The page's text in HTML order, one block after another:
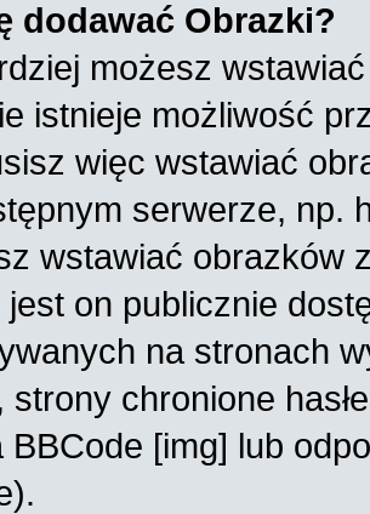
dodawać Obrazki?
możesz
istnieje możliwość
więc wstawiać
serwerze, np.
wstawiać obrazków
on publicznie
na stronach
strony chronione
BBCode [img] lub